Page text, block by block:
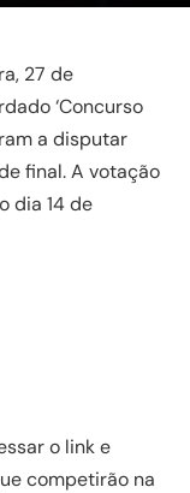
27 de
‘Concurso
a disputar
final. A votação
dia 14 de
o link e
competirão na